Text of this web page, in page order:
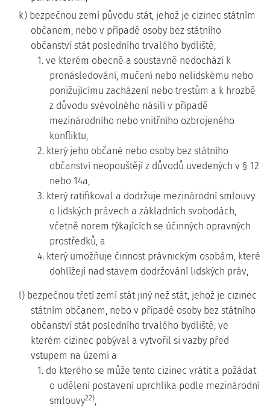
k) bezpečnou zemí původu stát, jehož je cizinec státním
občanem, nebo v případě osoby bez státního
občanství stát posledního trvalého bydliště,
1. ve kterém obecně a soustavně nedochází k
pronásledování, mučení nebo nelidskému nebo
ponižujícímu zacházení nebo trestům a k hrozbě
z důvodu svévolného násilí v případě
mezinárodního nebo vnitřního ozbrojeného
konfliktu,
2. který jeho občané nebo osoby bez státního
občanství neopouštějí z důvodů uvedených v § 12
nebo 14a,
3. který ratifikoval a dodržuje mezinárodní smlouvy
o lidských právech a základních svobodách,
včetně norem týkajících se účinných opravných
prostředků, a
4. který umožňuje činnost právnickým osobám, které
dohlížejí nad stavem dodržování lidských práv,
l) bezpečnou třetí zemí stát jiný než stát, jehož je cizinec
státním občanem, nebo v případě osoby bez státního
občanství stát posledního trvalého bydliště, ve
kterém cizinec pobýval a vytvořil si vazby před
vstupem na území a
1. do kterého se může tento cizinec vrátit a požádat
o udělení postavení uprchlíka podle mezinárodní
smlouvy22),